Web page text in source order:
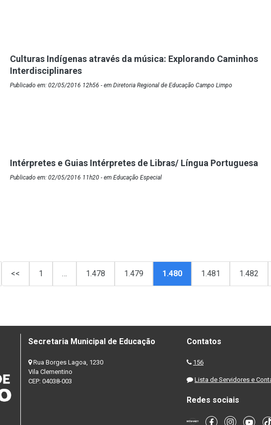
Culturas Indígenas através da música: Explorando Caminhos
Interdisciplinares
Publicado em: 02/05/2016 12h56 - em Diretoria Regional de Educação Campo Limpo
Intérpretes e Guias Intérpretes de Libras/ Língua Portuguesa
Publicado em: 02/05/2016 11h20 - em Educação Especial
<< 1 … 1.478 1.479 1.480 1.481 1.482
Secretaria Municipal de Educação
Rua Borges Lagoa, 1230
Vila Clementino
CEP: 04038-003
Contatos
156
Lista de Servidores e
Redes sociais